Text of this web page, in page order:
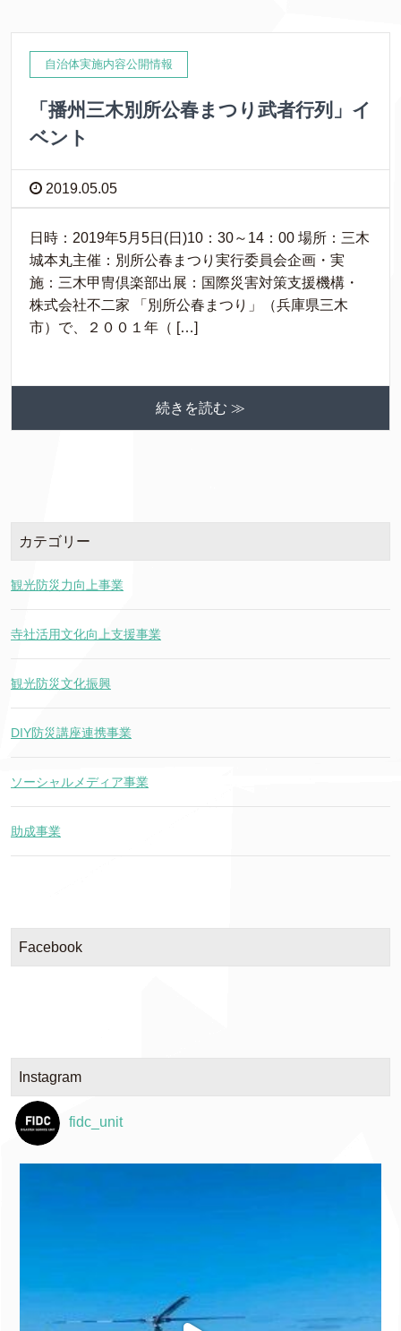
自治体実施内容公開情報
「播州三木別所公春まつり武者行列」イ
ベント
2019.05.05
日時：2019年5月5日(日)10：30～14：00 場所：三木
城本丸主催：別所公春まつり実行委員会企画・実
施：三木甲冑倶楽部出展：国際災害対策支援機構・
株式会社不二家 「別所公春まつり」（兵庫県三木
市）で、２００１年（ […]
続きを読む ≫
カテゴリー
観光防災力向上事業
寺社活用文化向上支援事業
観光防災文化振興
DIY防災講座連携事業
ソーシャルメディア事業
助成事業
Facebook
Instagram
fidc_unit